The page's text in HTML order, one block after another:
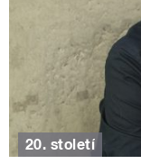
20. století